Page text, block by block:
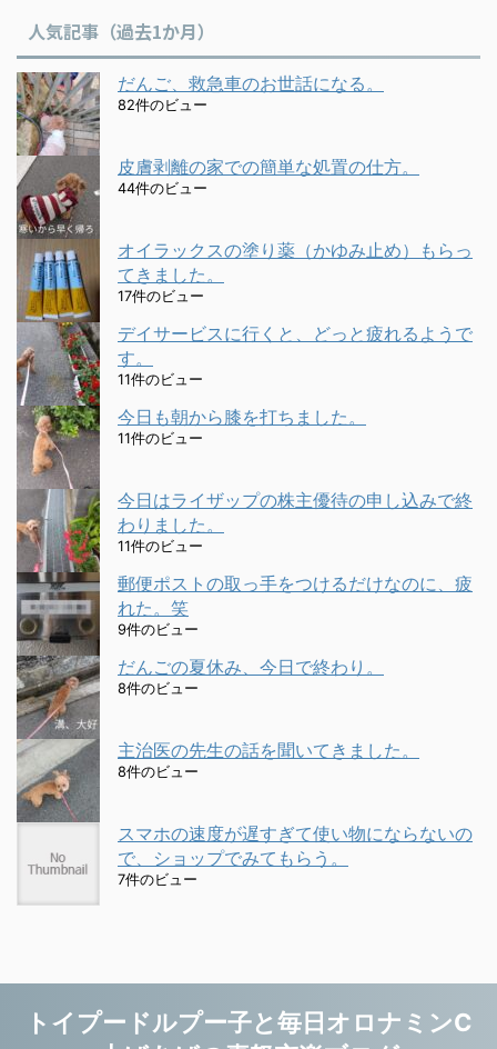
人気記事（過去1か月）
だんご、救急車のお世話になる。
82件のビュー
皮膚剥離の家での簡単な処置の仕方。
44件のビュー
オイラックスの塗り薬（かゆみ止め）もらっ
てきました。
17件のビュー
デイサービスに行くと、どっと疲れるようで
す。
11件のビュー
今日も朝から膝を打ちました。
11件のビュー
今日はライザップの株主優待の申し込みで終
わりました。
11件のビュー
郵便ポストの取っ手をつけるだけなのに、疲
れた。笑
9件のビュー
だんごの夏休み、今日で終わり。
8件のビュー
主治医の先生の話を聞いてきました。
8件のビュー
スマホの速度が遅すぎて使い物にならないの
で、ショップでみてもらう。
7件のビュー
トイプードルプー子と毎日オロナミンC